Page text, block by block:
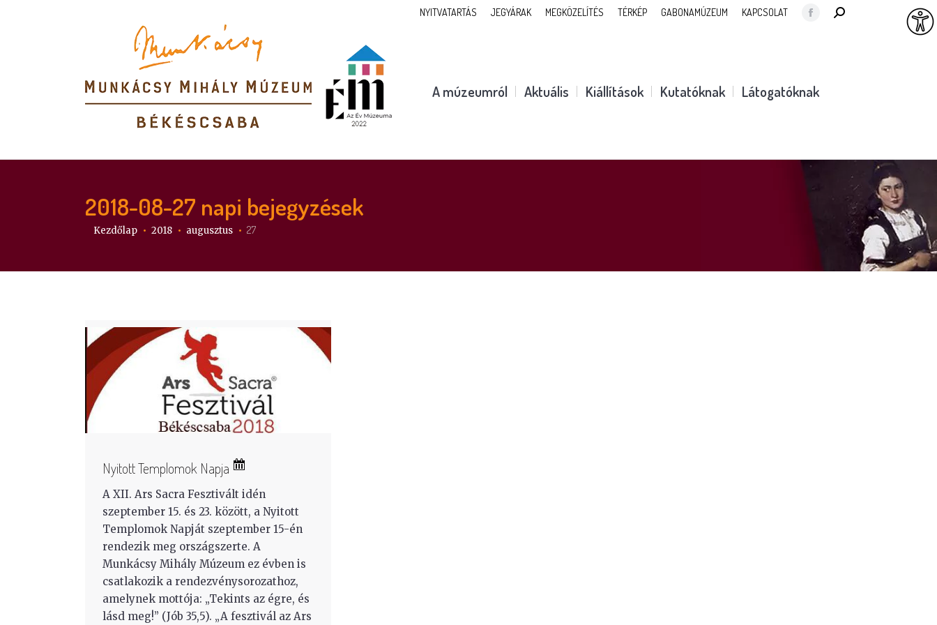
NYITVATARTÁS JEGYÁRAK MEGKÖZELÍTÉS TÉRKÉP GABONAMÚZEUM KAPCSOLAT
Facebook
new
SEARCH:
A múzeumról Aktuális Kiállítások Kutatóknak Látogatóknak
2018-08-27 napi bejegyzések
Itt vagy:
Kezdőlap 2018 augusztus 27
Nyitott Templomok Napja
A XII. Ars Sacra Fesztivált idén
szeptember 15. és 23. között, a Nyitott
Templomok Napját szeptember 15-én
rendezik meg országszerte. A
Munkácsy Mihály Múzeum ez évben is
csatlakozik a rendezvénysorozathoz,
amelynek mottója: „Tekints az égre, és
lásd meg!” (Jób 35,5). „A fesztivál az Ars